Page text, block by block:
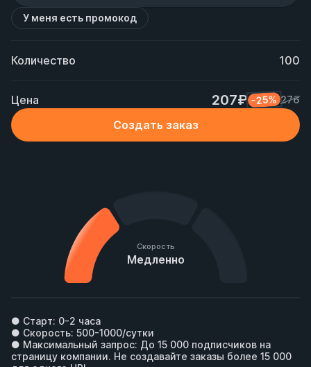
У меня есть промокод
Количество 100
Цена 207₽ -25% 276
Создать заказ
Скорость
Медленно
● Старт: 0-2 часа
● Скорость: 500-1000/сутки
● Максимальный запрос: До 15 000 подписчиков на
страницу компании. Не создавайте заказы более 15 000